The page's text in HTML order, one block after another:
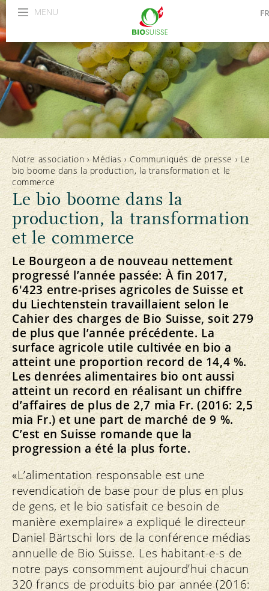
MENU FR
Notre association › Médias›Communiqués de presse › Le
bio boome dans la production, la transformation et le
commerce
Le bio boome dans la
production, la transformation
et le commerce
Le Bourgeon a de nouveau nettement
progressé l’année passée: À fin 2017,
6'423 entre-prises agricoles de Suisse et
du Liechtenstein travaillaient selon le
Cahier des charges de Bio Suisse, soit 279
de plus que l’année précédente. La
surface agricole utile cultivée en bio a
atteint une proportion record de 14,4 %.
Les denrées alimentaires bio ont aussi
atteint un record en réalisant un chiffre
d’affaires de plus de 2,7 mia Fr. (2016: 2,5
mia Fr.) et une part de marché de 9 %.
C’est en Suisse romande que la
progression a été la plus forte.
«L’alimentation responsable est une
revendication de base pour de plus en plus
de gens, et le bio satisfait ce besoin de
manière exemplaire» a expliqué le directeur
Daniel Bärtschi lors de la conférence médias
annuelle de Bio Suisse. Les habitant-e-s de
notre pays consomment aujourd’hui chacun
320 francs de produits bio par année (2016: